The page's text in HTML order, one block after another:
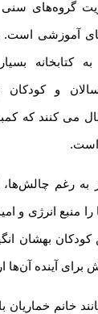
گروه‌های
آموزشی است.
به کتابخانه
و کودکان
می کنند که
به رغم چالش‌ها،
منبع انرژی و
کودکان بهشان
برای آینده
خانم خماریان